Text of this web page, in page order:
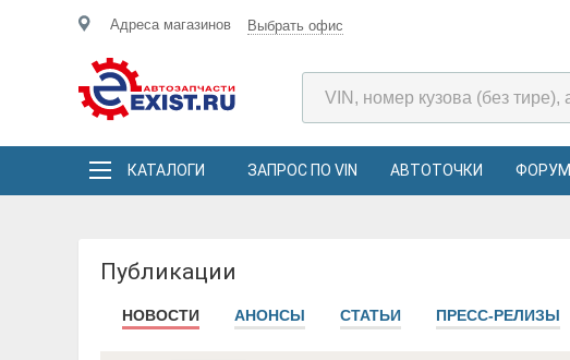
Адреса магазинов Выбрать офис
КАТАЛОГИ ЗАПРОС ПО VIN АВТОТОЧКИ ФОРУМ
Публикации
НОВОСТИ АНОНСЫ СТАТЬИ ПРЕСС-РЕЛИЗЫ